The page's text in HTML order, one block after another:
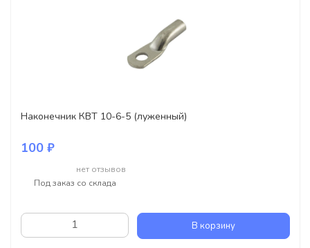
Наконечник КВТ 10-6-5 (луженный)
100 ₽
нет отзывов
Под заказ со склада
В корзину